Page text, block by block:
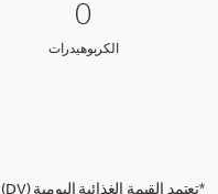
0 الكربوهيدرات
0
0
الكربوهيدرات